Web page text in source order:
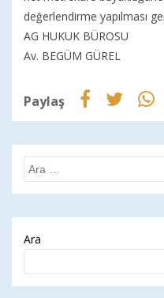
değerlendirme yapılması
AG HUKUK BÜROSU
Av. BEGÜM GÜREL
Paylaş
Ara